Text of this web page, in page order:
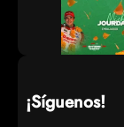
¡Síguenos!